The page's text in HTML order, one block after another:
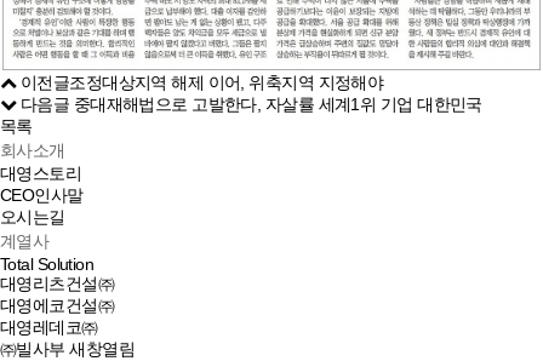
이전글조정대상지역 해제 이어, 위축지역 지정해야
다음글 중대재해법으로 고발한다, 자살률 세계1위 기업 대한민국
목록
회사소개
대영스토리
CEO인사말
오시는길
계열사
Total Solution
대영리츠건설㈜
대영에코건설㈜
대영레데코㈜
㈜빌사부새창열림